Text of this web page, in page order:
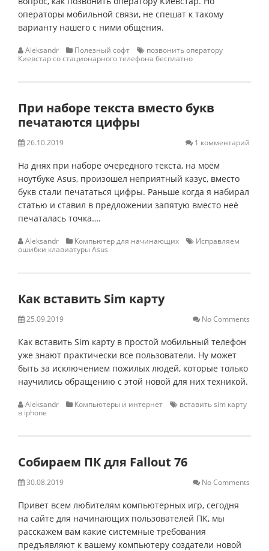
операторы мобильной связи, не спешат к такому
варианту нашего с ними общения.
Aleksandr Полезный софт
позвонить оператору
Киевстар со стационарного телефона бесплатно
При наборе текста вместо букв
печатаются цифры
26.10.2019 1 комментарий
На днях при наборе очередного текста, на моём
ноутбуке Asus, произошёл неприятный казус, вместо
букв стали печататься цифры. Раньше когда я набирал
статью и ставил в предложении запятую вместо неё
печаталась точка….
Aleksandr Компьютер для начинающих
Исправляем
ошибки клавиатуры Asus
Как вставить Sim карту
25.09.2019 No Comments
Как вставить Sim карту в простой мобильный телефон
уже знают практически все пользователи. Ну может
быть за исключением пожилых людей, которые только
научились обращению с этой новой для них техникой.
Aleksandr Компьютеры и интернет
вставить sim карту
в iphone
Собираем ПК для Fallout 76
30.08.2019 No Comments
Привет всем любителям компьютерных игр, сегодня
на сайте для начинающих пользователей ПК, мы
расскажем вам какие системные требования
предъявляют к вашему компьютеру создатели новой